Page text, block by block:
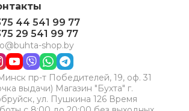
44 541 99 77
29 541 99 77
shop.by
пр-т Победителей, 19, оф. 31
выдачи) Магазин "Бухта" г.
ул. Пушкина 126 Время